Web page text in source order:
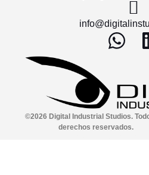
©2026 Digital Industrial Studios.
derechos reservados.